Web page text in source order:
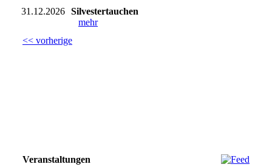
31.12.2026 Silvestertauchen
mehr
<< vorherige
Veranstaltungen